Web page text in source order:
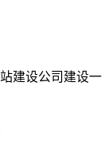
建设公司建设一